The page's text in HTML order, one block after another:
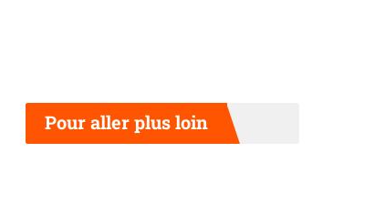
Pour aller plus loin